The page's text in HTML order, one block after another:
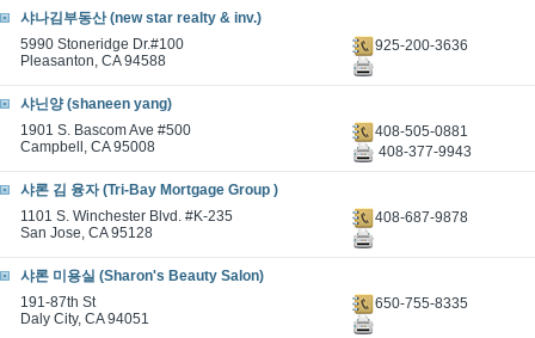
샤나김부동산 (new star realty & inv.)
5990 Stoneridge Dr.#100
Pleasanton, CA 94588
925-200-3636
샤닌양 (shaneen yang)
1901 S. Bascom Ave #500
Campbell, CA 95008
408-505-0881
408-377-9943
샤론 김 융자 (Tri-Bay Mortgage Group )
1101 S. Winchester Blvd. #K-235
San Jose, CA 95128
408-687-9878
샤론 미용실 (Sharon's Beauty Salon)
191-87th St
Daly City, CA 94051
650-755-8335